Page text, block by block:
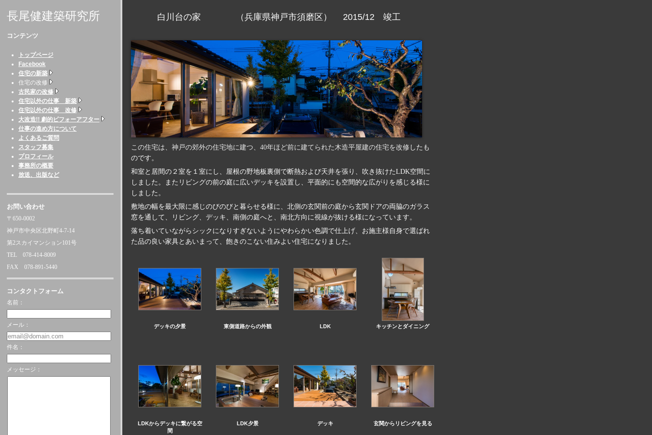
長尾健建築研究所
コンテンツ
トップページ
Facebook
住宅の新築
住宅の改修
古民家の改修
住宅以外の仕事 新築
住宅以外の仕事 改修
大改造!! 劇的ビフォーアフター
仕事の進め方について
よくあるご質問
スタッフ募集
プロフィール
事務所の概要
放送、出版など
お問い合わせ
〒650-0002
神戸市中央区北野町4-7-14
第2スカイマンション101号
TEL 078-414-8009
FAX 078-891-5440
コンタクトフォーム
名前：
メール：
件名：
メッセージ：
白川台の家 （兵庫県神戸市須磨区） 2015/12 竣工
この住宅は、神戸の郊外の住宅地に建つ、40年ほど前に建てられた木造平屋建の住宅を改修 したも
のです。
和室と居間の２室を１室にし、屋根の野地板裏側で断熱および天井を張り、吹き抜けたLDK空間に
しました。またリビングの前の庭に広いデッキを設置し、平面的にも空間的な広がりを感じる様に
しました。
敷地の幅を最大限に感じのびのびと暮らせる様に、北側の玄関前の庭から玄関ドアの両脇のガラス
窓を通して、リビング、デッキ、南側の庭へと、南北方向に視線が抜ける様になっています。
落ち着いていながらシックになりすぎないようにやわらかい色調で仕上げ、お施主様自身で選ばれ
た品の良い家具とあいまって、飽きのこない住みよい住宅になりました。
デッキの夕景 東側道路からの外観 LDK キッチンとダイニング
LDKからデッキに繋がる空
間
LDK夕景 デッキ 玄関からリビングを見る